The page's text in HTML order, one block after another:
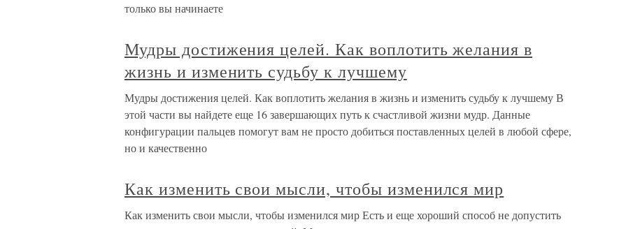
только вы начинаете
Мудры достижения целей. Как воплотить желания в
жизнь и изменить судьбу к лучшему
Мудры достижения целей. Как воплотить желания в жизнь и изменить судьбу к лучшему В
этой части вы найдете еще 16 завершающих путь к счастливой жизни мудр. Данные
конфигурации пальцев помогут вам не просто добиться поставленных целей в любой сфере,
но и качественно
Как изменить свои мысли, чтобы изменился мир
Как изменить свои мысли, чтобы изменился мир Есть и еще хороший способ не допустить